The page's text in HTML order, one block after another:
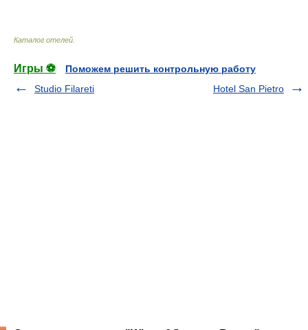
Каталог отелей
Игры ⚽
Поможем решить контрольную работу
Studio Filareti
Hotel San Pietro